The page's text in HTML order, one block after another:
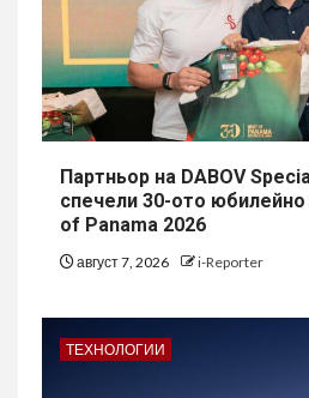
Партньор на DABOV
спечели 30-ото
of Panama 2026
август 7, 2026 i-Reporter
ТЕХНОЛОГИИ